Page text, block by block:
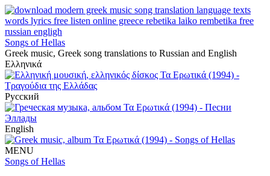
Songs of Hellas
Greek music, Greek song translations to Russian and English
Ελληνικά
Русский
English
MENU
Songs of Hellas